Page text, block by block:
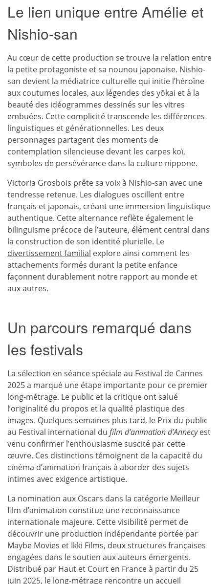
Le lien unique entre Amélie et
Nishio-san
Au cœur de cette production se trouve la relation entre
la petite protagoniste et sa nounou japonaise. Nishio-
san devient la médiatrice culturelle qui initie l’héroïne
aux coutumes locales, aux légendes des yōkai et à la
beauté des idéogrammes dessinés sur les vitres
embuées. Cette complicité transcende les différences
linguistiques et générationnelles. Les deux
personnages partagent des moments de
contemplation silencieuse devant les carpes koï,
symboles de persévérance dans la culture nippone.
Victoria Grosbois prête sa voix à Nishio-san avec une
tendresse retenue. Les dialogues oscillent entre
français et japonais, créant une immersion linguistique
authentique. Cette alternance reflète également le
bilinguisme précoce de l’auteure, élément central dans
la construction de son identité plurielle. Le
divertissement familial explore ainsi comment les
attachements formés durant la petite enfance
façonnent durablement notre rapport au monde et
aux autres.
Un parcours remarqué dans
les festivals
La sélection en séance spéciale au Festival de Cannes
2025 a marqué une étape importante pour ce premier
long-métrage. Le public et la critique ont salué
l’originalité du propos et la qualité plastique des
images. Quelques semaines plus tard, le Prix du public
au Festival international du film d’animation d’Annecyest
venu confirmer l’enthousiasme suscité par cette
œuvre. Ces distinctions témoignent de la capacité du
cinéma d’animation français à aborder des sujets
intimes avec exigence artistique.
La nomination aux Oscars dans la catégorie Meilleur
film d’animation constitue une reconnaissance
internationale majeure. Cette visibilité permet de
découvrir une production indépendante portée par
Maybe Movies et Ikki Films, deux structures françaises
engagées dans le soutien aux auteurs émergents.
Distribué par Haut et Court en France à partir du 25
juin 2025, le long-métrage rencontre un accueil